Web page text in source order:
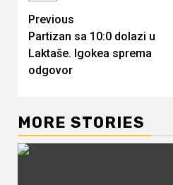
Continue
Reading
Previous
Partizan sa 10:0 dolazi u
Laktaše. Igokea sprema
odgovor
MORE STORIES